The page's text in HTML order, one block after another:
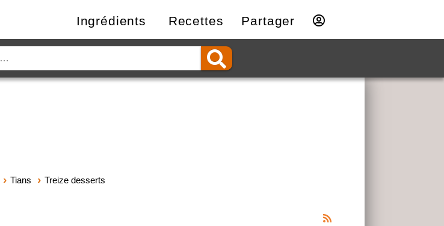
Ingrédients Recettes Partager
Tians Treize desserts